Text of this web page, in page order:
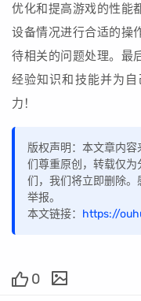
优化和提高游戏的性能
设备情况进行合适的操
待相关的问题处理。最
经验知识和技能并为
力！
版权声明：本文章内
们尊重原创，转载仅
们，我们将立即删除
举报。
本文链接： https://
0